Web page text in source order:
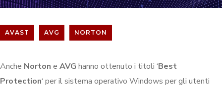
AVAST AVG NORTON
Anche Norton e AVG hanno ottenuto i titoli ‘Best
Protection‘ per il sistema operativo Windows per gli utenti